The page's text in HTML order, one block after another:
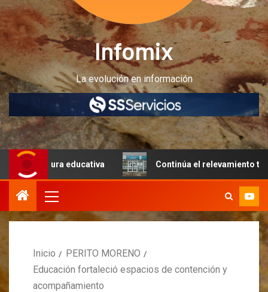
Infomix
La evolución en información
educativa Continúa el relevamiento técnico en
Inicio
PERITO MORENO
Educación fortaleció espacios de contención y
acompañamiento